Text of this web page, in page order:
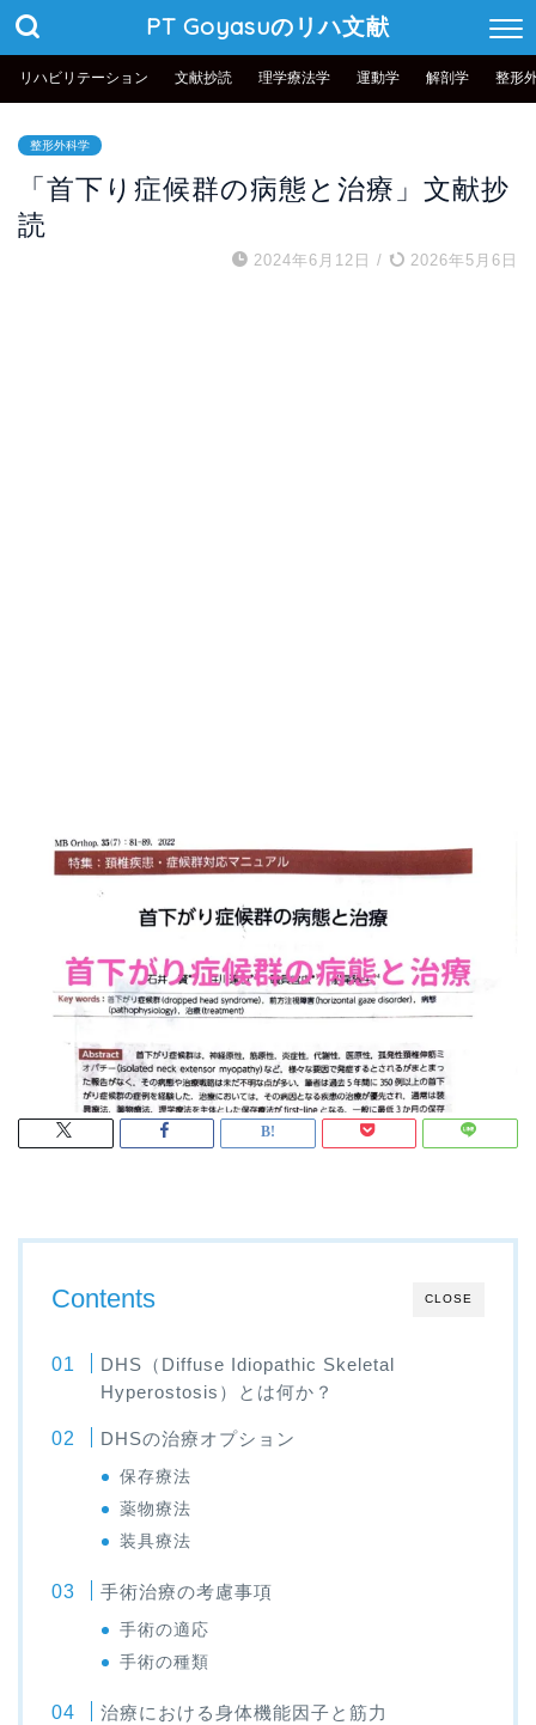
PT Goyasuのリハ文献
リハビリテーション 文献抄読 理学療法学 運動学 解剖学 整形
整形外科学
「首下り症候群の病態と治療」文献抄
読
2024年6月12日 / 2026年5月6日
CLOSE
Contents
DHS（Diffuse Idiopathic Skeletal
Hyperostosis）とは何か？
DHSの治療オプション
保存療法
薬物療法
装具療法
手術治療の考慮事項
手術の適応
手術の種類
治療における身体機能因子と筋力